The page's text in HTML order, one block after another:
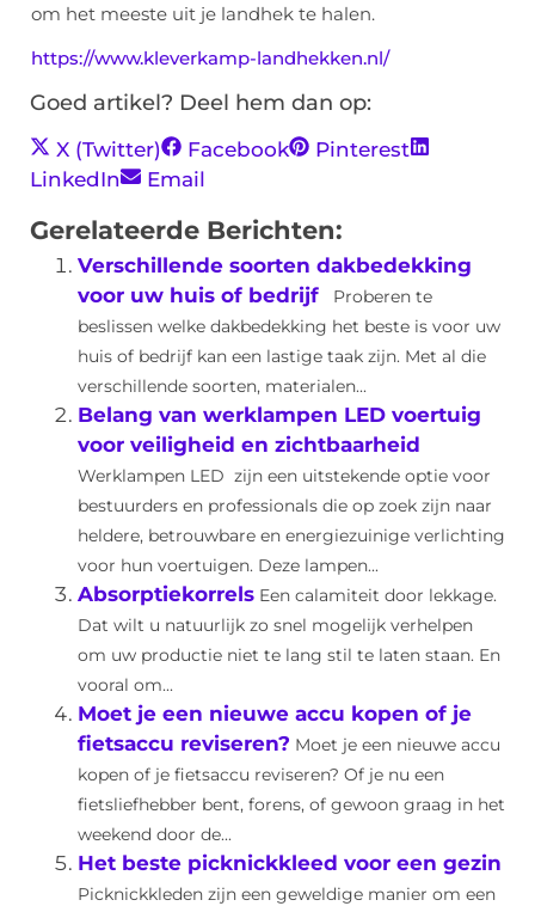
om het meeste uit je landhek te halen.
https://www.kleverkamp-landhekken.nl/
Goed artikel? Deel hem dan op:
X (Twitter) Facebook
Pinterest
LinkedIn
Email
Gerelateerde Berichten:
Verschillende soorten dakbedekking
voor uw huis of bedrijf
Proberen te
beslissen welke dakbedekking het beste is voor uw
huis of bedrijf kan een lastige taak zijn. Met al die
verschillende soorten, materialen...
Belang van werklampen LED voertuig
voor veiligheid en zichtbaarheid
Werklampen LED zijn een uitstekende optie voor
bestuurders en professionals die op zoek zijn naar
heldere, betrouwbare en energiezuinige verlichting
voor hun voertuigen. Deze lampen...
Absorptiekorrels Een calamiteit door lekkage.
Dat wilt u natuurlijk zo snel mogelijk verhelpen
om uw productie niet te lang stil te laten staan. En
vooral om...
Moet je een nieuwe accu kopen of je
fietsaccu reviseren? Moet je een nieuwe accu
kopen of je fietsaccu reviseren? Of je nu een
fietsliefhebber bent, forens, of gewoon graag in het
weekend door de...
Het beste picknickkleed voor een gezin
Picknickkleden zijn een geweldige manier om een